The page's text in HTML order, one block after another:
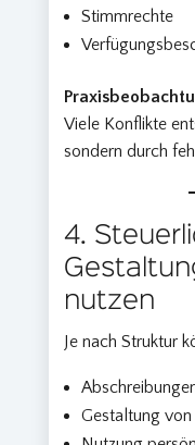
Stimmrechte
Viele Konflikte
sondern durch
4.
nutzen
Je nach Struktur
Gestaltung von